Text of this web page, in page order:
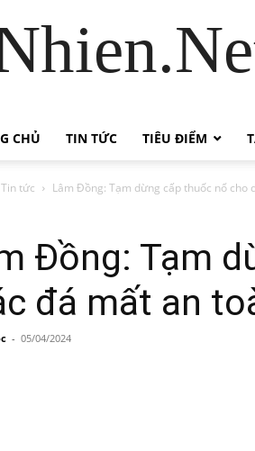
CHỦ TIN TỨC TIÊU ĐIỂM
Tin tức Lâm Đồng: Tạm dừng cấp thuốc nổ
Đồng: Tạm
đá mất an
- 05/04/2024